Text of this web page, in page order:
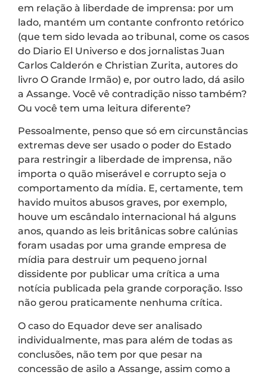
em relação à liberdade de imprensa: por um
lado, mantém um contante confronto retórico
(que tem sido levada ao tribunal, come os casos
do Diario El Universo e dos jornalistas Juan
Carlos Calderón e Christian Zurita, autores do
livro O Grande Irmão) e, por outro lado, dá asilo
a Assange. Você vê contradição nisso também?
Ou você tem uma leitura diferente?
Pessoalmente, penso que só em circunstâncias
extremas deve ser usado o poder do Estado
para restringir a liberdade de imprensa, não
importa o quão miserável e corrupto seja o
comportamento da mídia. E, certamente, tem
havido muitos abusos graves, por exemplo,
houve um escândalo internacional há alguns
anos, quando as leis britânicas sobre calúnias
foram usadas por uma grande empresa de
mídia para destruir um pequeno jornal
dissidente por publicar uma crítica a uma
notícia publicada pela grande corporação. Isso
não gerou praticamente nenhuma crítica.
O caso do Equador deve ser analisado
individualmente, mas para além de todas as
conclusões, não tem por que pesar na
concessão de asilo a Assange, assim como a